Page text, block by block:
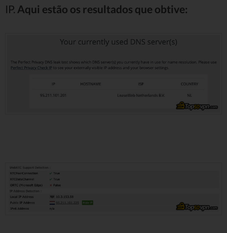
IP. Aqui estão os resultados que obtive: